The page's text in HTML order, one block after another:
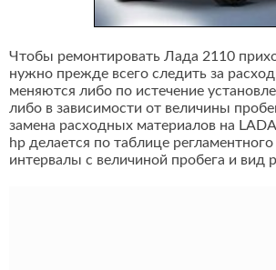
Чтобы ремонтировать Лада 2110
нужно прежде всего следить за
меняются либо по истечение
либо в зависимости от величины
замена расходных материалов на
hp делается по таблице
интервалы с величиной пробега и вид